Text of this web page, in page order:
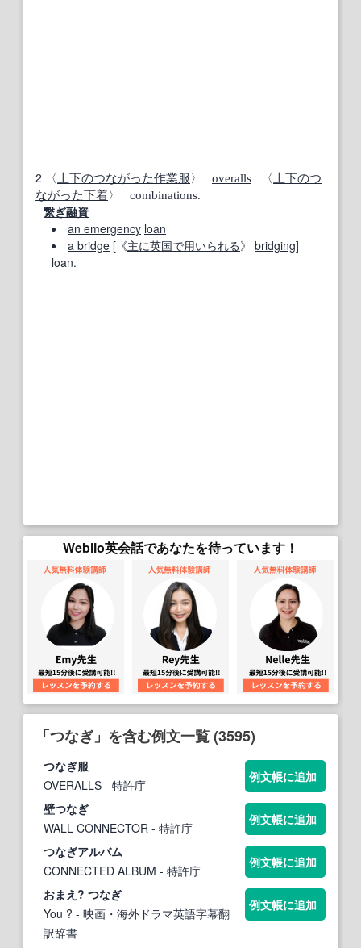
2 〈 上下のつながった作業服〉 overalls 〈 上下のつ
ながった下着〉 combinations.
繋ぎ融資
an emergency loan
a bridge [《主に英国で用いられる》 bridging]
loan.
Weblio英会話であなたを待っています！
「つなぎ」を含む例文一覧 (3595)
つなぎ服
OVERALLS - 特許庁
例文帳に追加
壁つなぎ
WALL CONNECTOR - 特許庁
例文帳に追加
つなぎアルバム
CONNECTED ALBUM - 特許庁
例文帳に追加
おまえ? つなぎ
You ? - 映画・海外ドラマ英語字幕翻
訳辞書
例文帳に追加